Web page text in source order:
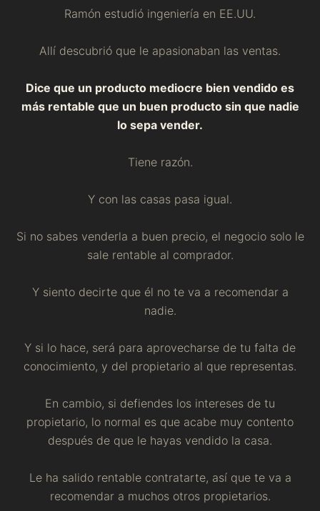
Ramón estudió ingeniería en EE.UU.
Allí descubrió que le apasionaban las ventas.
Dice que un producto mediocre bien vendido es
más rentable que un buen producto sin que nadie
lo sepa vender.
Tiene razón.
Y con las casas pasa igual.
Si no sabes venderla a buen precio, el negocio solo le
sale rentable al comprador.
Y siento decirte que él no te va a recomendar a
nadie.
Y si lo hace, será para aprovecharse de tu falta de
conocimiento, y del propietario al que representas.
En cambio, si defiendes los intereses de tu
propietario, lo normal es que acabe muy contento
después de que le hayas vendido la casa.
Le ha salido rentable contratarte, así que te va a
recomendar a muchos otros propietarios.